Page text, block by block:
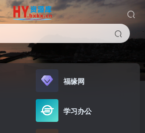
福缘网
学习办公